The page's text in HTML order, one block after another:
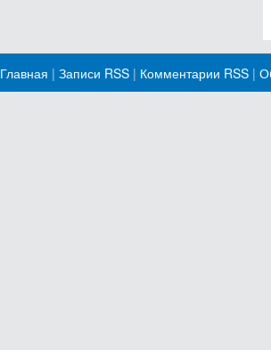
Главная | Записи RSS | Комментарии RSS |